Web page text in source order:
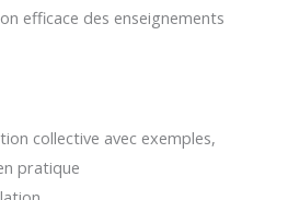
efficace des enseignements
collective avec exemples,
pratique